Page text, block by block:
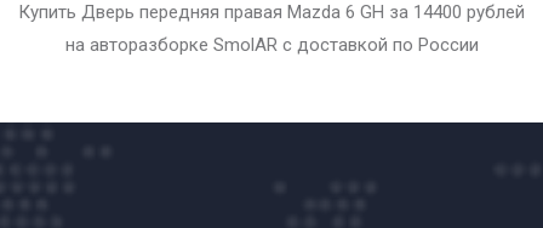
Купить Дверь передняя правая Mazda 6 GH за 14400 рублей
на авторазборке SmolAR с доставкой по России